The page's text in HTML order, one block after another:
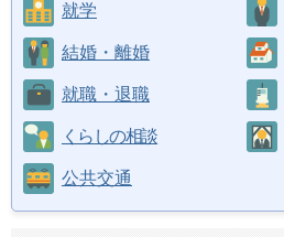
就学
結婚・離婚
就職・退職
くらしの相談
公共交通